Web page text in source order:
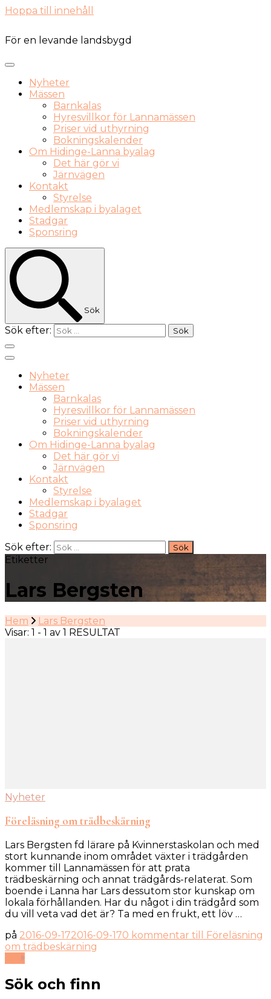
Hoppa till innehåll
För en levande landsbygd
Nyheter
Mässen
Barnkalas
Hyresvillkor för Lannamässen
Priser vid uthyrning
Bokningskalender
Om Hidinge-Lanna byalag
Det här gör vi
Järnvägen
Kontakt
Styrelse
Medlemskap i byalaget
Stadgar
Sponsring
Sök
Sök efter:
Nyheter
Mässen
Barnkalas
Hyresvillkor för Lannamässen
Priser vid uthyrning
Bokningskalender
Om Hidinge-Lanna byalag
Det här gör vi
Järnvägen
Kontakt
Styrelse
Medlemskap i byalaget
Stadgar
Sponsring
Sök efter:
Etiketter
Lars Bergsten
Hem
Lars Bergsten
Visar: 1 - 1 av 1 RESULTAT
Nyheter
Föreläsning om trädbeskärning
Lars Bergsten fd lärare på Kvinnerstaskolan och med
stort kunnande inom området växter i trädgården
kommer till Lannamässen för att prata
trädbeskärning och annat trädgårds-relaterat. Som
boende i Lanna har Lars dessutom stor kunskap om
lokala förhållanden. Har du något i din trädgård som
du vill veta vad det är? Ta med en frukt, ett löv …
på 2016-09-172016-09-170 kommentar till Föreläsning
om trädbeskärning
Sök och finn